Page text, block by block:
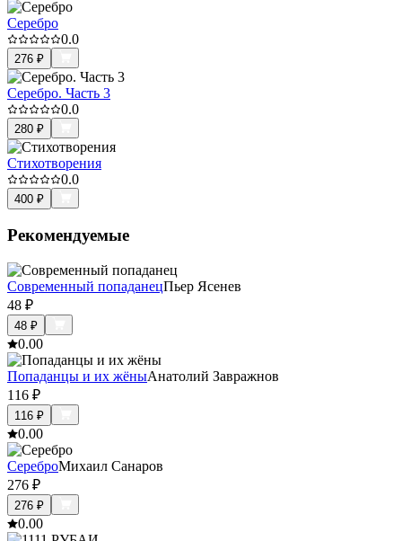
Серебро
0.0
276 ₽
Серебро. Часть 3
0.0
280 ₽
Стихотворения
0.0
400 ₽
Рекомендуемые
Современный попаданецПьер Ясенев
48 ₽
48 ₽
0.00
Попаданцы и их жёныАнатолий Завражнов
116 ₽
116 ₽
0.00
СереброМихаил Санаров
276 ₽
276 ₽
0.00